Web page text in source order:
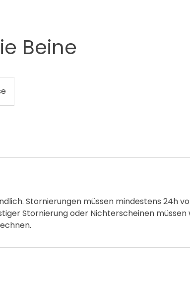
Beine
Stornierungen müssen mindestens 24h
Stornierung oder Nichterscheinen müssen